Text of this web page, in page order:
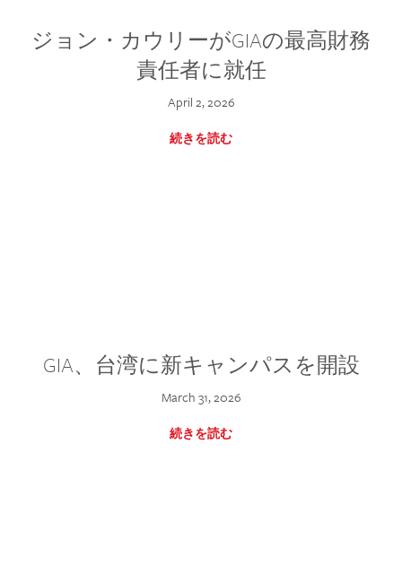
ジョン・カウリーがGIAの最高財務
責任者に就任
April 2, 2026
続きを読む
GIA、台湾に新キャンパスを開設
March 31, 2026
続きを読む